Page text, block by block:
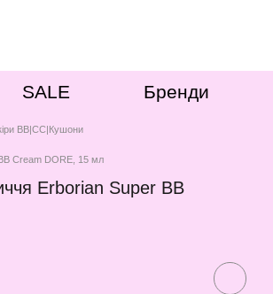
SALE Бренди
ВВ|СС|Кушони
Cream DORE, 15 мл
Erborian Super BB